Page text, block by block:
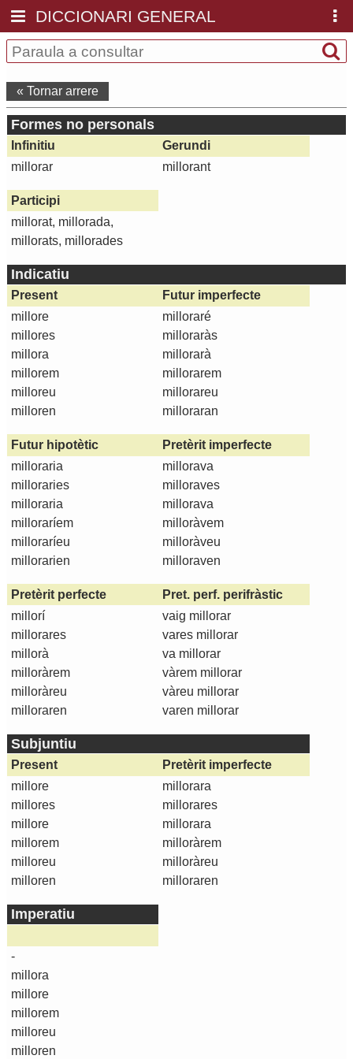
DICCIONARI GENERAL
« Tornar arrere
Formes no personals
Infinitiu
millorar
Gerundi
millorant
Participi
millorat, millorada,
millorats, millorades
Indicatiu
Present
millore
millores
millora
millorem
milloreu
milloren
Futur imperfecte
milloraré
milloraràs
millorarà
millorarem
millorareu
milloraran
Futur hipotètic
milloraria
milloraries
milloraria
milloraríem
milloraríeu
millorarien
Pretèrit imperfecte
millorava
milloraves
millorava
milloràvem
milloràveu
milloraven
Pretèrit perfecte
millorí
millorares
millorà
milloràrem
milloràreu
milloraren
Pret. perf. perifràstic
vaig millorar
vares millorar
va millorar
vàrem millorar
vàreu millorar
varen millorar
Subjuntiu
Present
millore
millores
millore
millorem
milloreu
milloren
Pretèrit imperfecte
millorara
millorares
millorara
milloràrem
milloràreu
milloraren
Imperatiu
-
millora
millore
millorem
milloreu
milloren